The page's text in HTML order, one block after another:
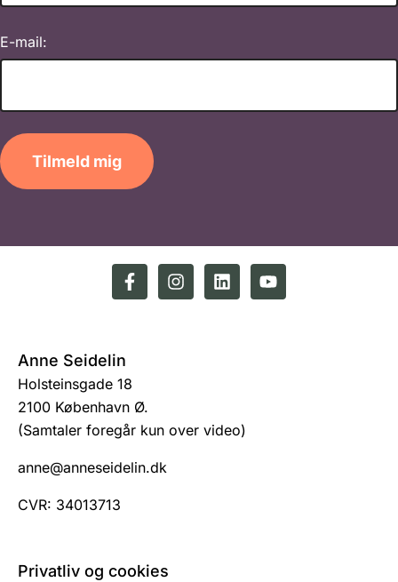
E-mail:
Tilmeld mig
Anne Seidelin
Holsteinsgade 18
2100 København Ø.
(Samtaler foregår kun over video)
anne@anneseidelin.dk
CVR: 34013713
Privatliv og cookies